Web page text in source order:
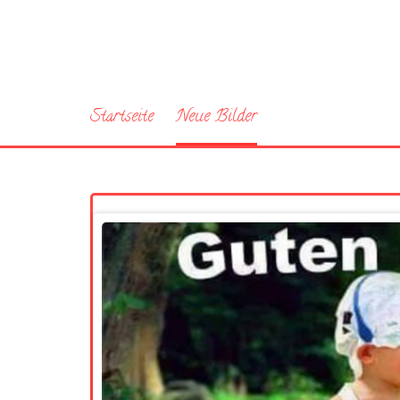
Startseite Neue Bilder